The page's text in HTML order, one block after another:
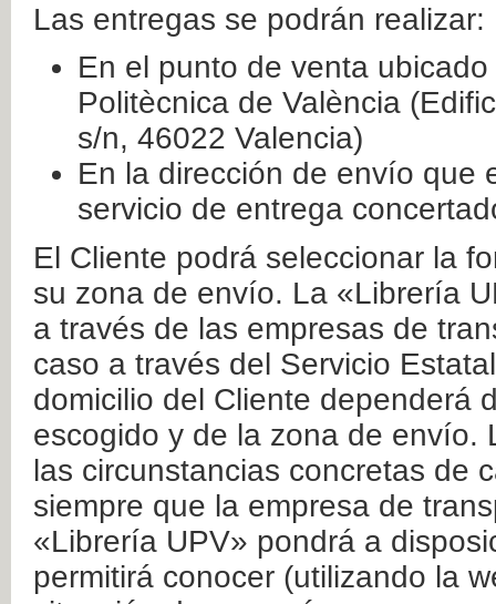
Las entregas se podrán realizar:
En el punto de venta
Politècnica de València
s/n, 46022 Valencia)
En la dirección de envío que
servicio de entrega
El Cliente podrá seleccionar la
su zona de envío. La «Librería
a través de las empresas de
caso a través del Servicio
domicilio del Cliente dependerá
escogido y de la zona de envío.
las circunstancias concretas de
siempre que la empresa de
«Librería UPV» pondrá a
permitirá conocer (utilizando la